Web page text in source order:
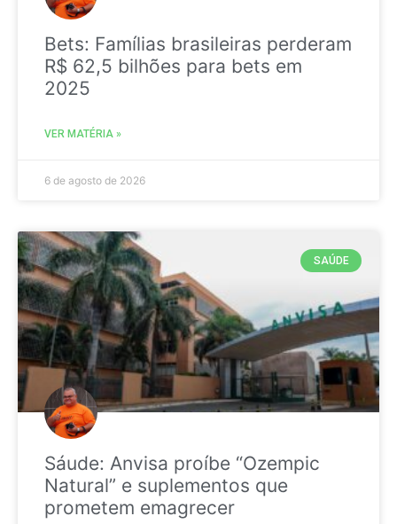
Bets: Famílias brasileiras perderam
R$ 62,5 bilhões para bets em
2025
VER MATÉRIA »
6 de agosto de 2026
SAÚDE
Sáude: Anvisa proíbe “Ozempic
Natural” e suplementos que
prometem emagrecer